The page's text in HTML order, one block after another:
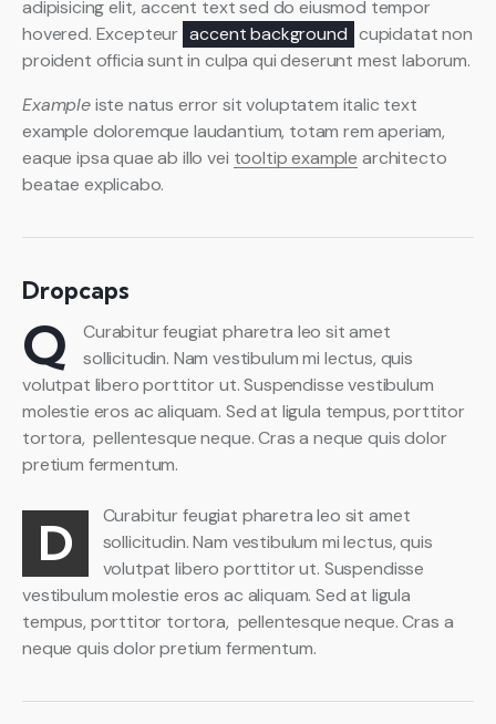
adipisicing elit, accent text sed do eiusmod tempor
hovered. Excepteur accent background cupidatat non
proident officia sunt in culpa qui deserunt mest laborum.
Exampleiste natus error sit voluptatem italic text
example doloremque laudantium, totam rem aperiam,
eaque ipsa quae ab illo vei tooltip example architecto
beatae explicabo.
Dropcaps
Q
Curabitur feugiat pharetra leo sit amet
sollicitudin. Nam vestibulum mi lectus, quis
volutpat libero porttitor ut. Suspendisse vestibulum
molestie eros ac aliquam. Sed at ligula tempus, porttitor
tortora, pellentesque neque. Cras a neque quis dolor
pretium fermentum.
D
Curabitur feugiat pharetra leo sit amet
sollicitudin. Nam vestibulum mi lectus, quis
volutpat libero porttitor ut. Suspendisse
vestibulum molestie eros ac aliquam. Sed at ligula
tempus, porttitor tortora, pellentesque neque. Cras a
neque quis dolor pretium fermentum.